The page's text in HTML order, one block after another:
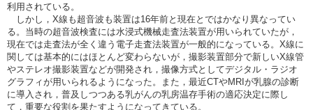
利用されている。
しかし，X線も超音波も装置は16年前と現在とではかなり異なってい
る。当時の超音波検査には水浸式機械走査法装置が用いられていたが，
現在では走査法が全く違う電子走査法装置が一般的になっている。X線に
関しては基本的にはほとんど変わらないが，撮影装置部分で新しいX線管
やステレオ撮影装置などが開発され，撮像方式としてデジタル・ラジオ
グラフィが用いられるようになった。また，最近CTやMRIが乳腺の診断
に導入され，普及しつつある乳がんの乳房温存手術の適応決定に際し
て，重要な役割を果たすようになってきている。